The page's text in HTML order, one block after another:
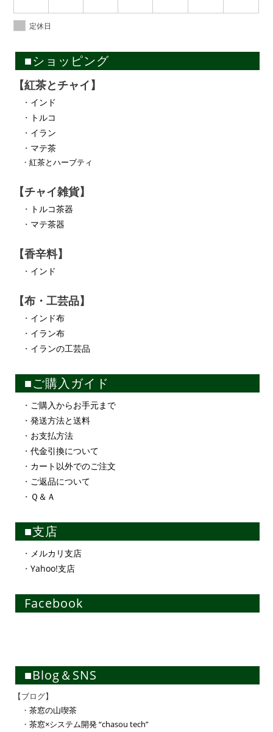
定休日
■ショッピング
【紅茶とチャイ】
・ インド
・ トルコ
・ イラン
・ マテ茶
・紅茶とハーブティ
【チャイ雑貨】
・ トルコ茶器
・ マテ茶器
【香辛料】
・ インド
【布・工芸品】
・ インド布
・ イラン布
・ イランの工芸品
■ご購入ガイド
・ ご購入からお手元まで
・発送方法と送料
・ お支払方法
・代金引換について
・ カート以外でのご注文
・ ご返品について
・ Ｑ＆Ａ
■支店
・ メルカリ支店
・Yahoo!支店
Facebook
■Blog＆SNS
【ブログ】
・茶窓の山喫茶
・茶窓×システム開発 “chasou tech”